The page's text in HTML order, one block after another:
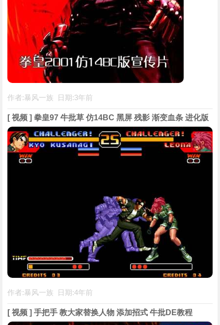
作者:暴风一族 日期:3年前
[ 视频 ] 拳皇97 牛批草 仿14BC 黑屏 残影 渐变血条 进化版
作者:暴风一族 日期:4年前
[ 视频 ] 手把手 教大家替换人物 添加招式 牛批DE教程